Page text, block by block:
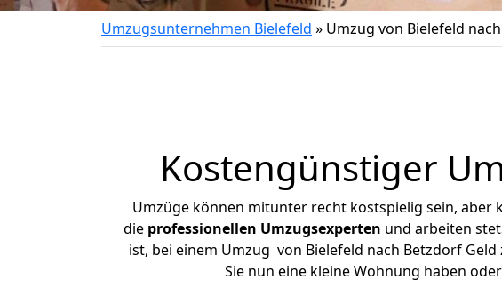
Umzugsunternehmen Bielefeld » Umzug von Bielefeld
Kostengünstiger
Umzüge können mitunter recht kostspielig sein, aber
die professionellen Umzugsexperten und arbeiten
ist, bei einem Umzug von Bielefeld nach Betzdorf
Sie nun eine kleine Wohnung haben